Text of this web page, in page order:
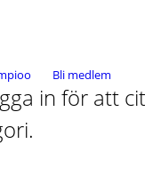
Bli medlem
in för att